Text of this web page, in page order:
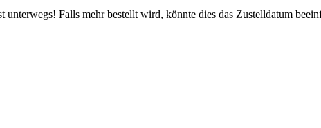
Falls mehr bestellt wird, könnte dies das Zustelldatum